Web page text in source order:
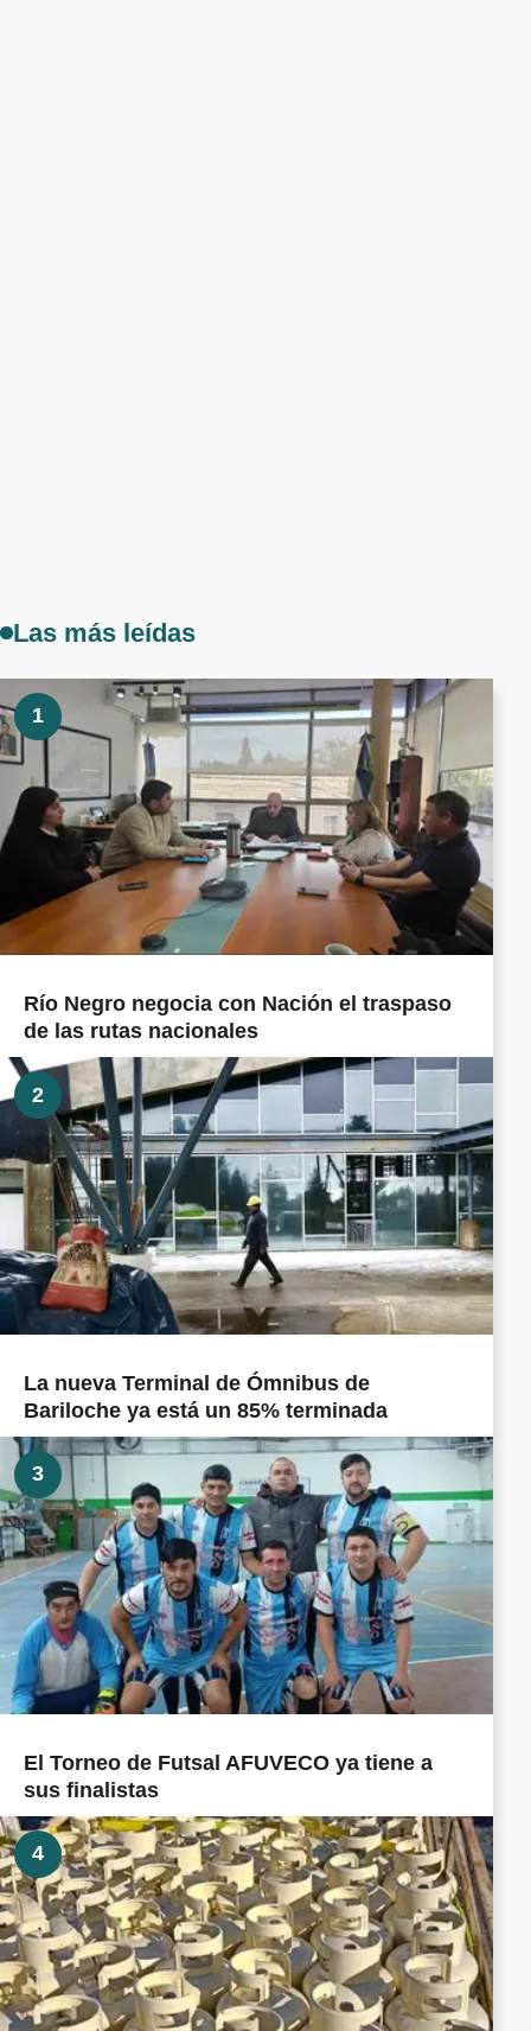
Las más leídas
1
Río Negro negocia con Nación el traspaso
de las rutas nacionales
2
La nueva Terminal de Ómnibus de
Bariloche ya está un 85% terminada
3
El Torneo de Futsal AFUVECO ya tiene a
sus finalistas
4